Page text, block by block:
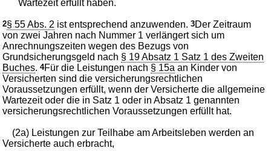
Wartezeit erfüllt haben.
2§ 55 Abs. 2 ist entsprechend anzuwenden.3Der Zeitraum
von zwei Jahren nach Nummer 1 verlängert sich um
Anrechnungszeiten wegen des Bezugs von
Grundsicherungsgeld nach § 19 Absatz 1 Satz 1 des Zweiten
Buches.4Für die Leistungen nach § 15a an Kinder von
Versicherten sind die versicherungsrechtlichen
Voraussetzungen erfüllt, wenn der Versicherte die allgemeine
Wartezeit oder die in Satz 1 oder in Absatz 1 genannten
versicherungsrechtlichen Voraussetzungen erfüllt hat.
(2a) Leistungen zur Teilhabe am Arbeitsleben werden an
Versicherte auch erbracht,